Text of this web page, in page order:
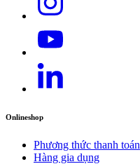
Onlineshop
Phương thức thanh toán
Hàng gia dụng